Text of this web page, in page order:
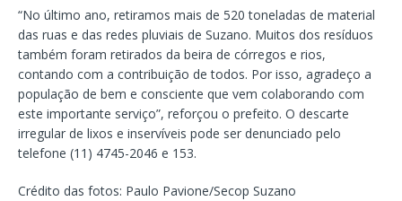
“No último ano, retiramos mais de 520 toneladas de material
das ruas e das redes pluviais de Suzano. Muitos dos resíduos
também foram retirados da beira de córregos e rios,
contando com a contribuição de todos. Por isso, agradeço a
população de bem e consciente que vem colaborando com
este importante serviço”, reforçou o prefeito. O descarte
irregular de lixos e inservíveis pode ser denunciado pelo
telefone (11) 4745-2046 e 153.
Crédito das fotos: Paulo Pavione/Secop Suzano